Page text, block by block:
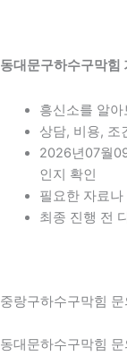
동대문구하수구막
흥신소를 알
상담, 비용, 조
2026년07월
인지 확인
필요한 자료
최종 진행 전
중랑구하수구막힘
동대문하수구막힘